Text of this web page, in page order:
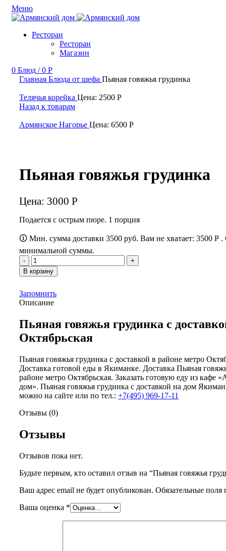
Меню
Ресторан
Ресторан
Магазин
0 Блюд / 0 Р
Главная Блюда от шефа Пьяная говяжья грудинка
Телячья корейка Цена: 2500 Р
Назад к товарам
Армянское Нагорье Цена: 6500 Р
Пьяная говяжья грудинка
Цена: 3000 Р
Подается с острым пюре. 1 порция
🛈 Мин. сумма доставки 3500 руб. Вам не хватает: 3500 Р .
минимальной суммы.
Количество
товара
Пьяная
грудинка
В корзину
Запомнить
Описание
Пьяная говяжья грудинка с
Октябрьская
Пьяная говяжья грудинка с доставкой в районе метро
Доставка готовой еды в Якиманке. Доставка Пьяная
районе метро Октябрьская. Заказать готовую еду из кафе
дом». Пьяная говяжья грудинка с доставкой на дом
можно на сайте или по тел.: +7(495) 969-17-11
Отзывы (0)
Отзывы
Отзывов пока нет.
Будьте первым, кто оставил отзыв на “Пьяная говяжья
Ваш адрес email не будет опубликован. Обязательные
Ваша оценка *